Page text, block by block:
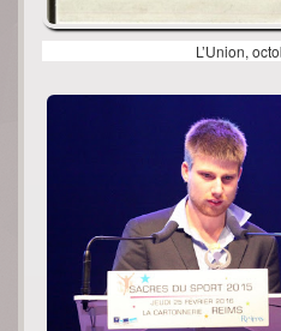
L’Union,